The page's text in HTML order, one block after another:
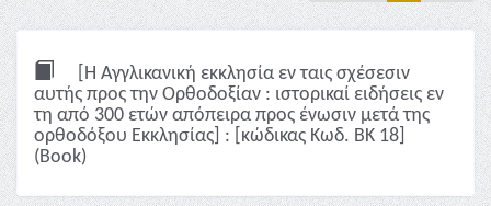
[Η Αγγλικανική εκκλησία εν ταις σχέσεσιν
αυτής προς την Ορθοδοξίαν : ιστορικαί ειδήσεις εν
τη από 300 ετών απόπειρα προς ένωσιν μετά της
ορθοδόξου Εκκλησίας] : [κώδικας Κωδ. ΒΚ 18]
(Book)